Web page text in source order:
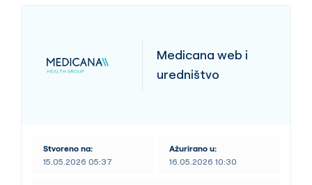
Medicana web i
uredništvo
Stvoreno na:
15.05.2026 05:37
Ažurirano u:
16.05.2026 10:30